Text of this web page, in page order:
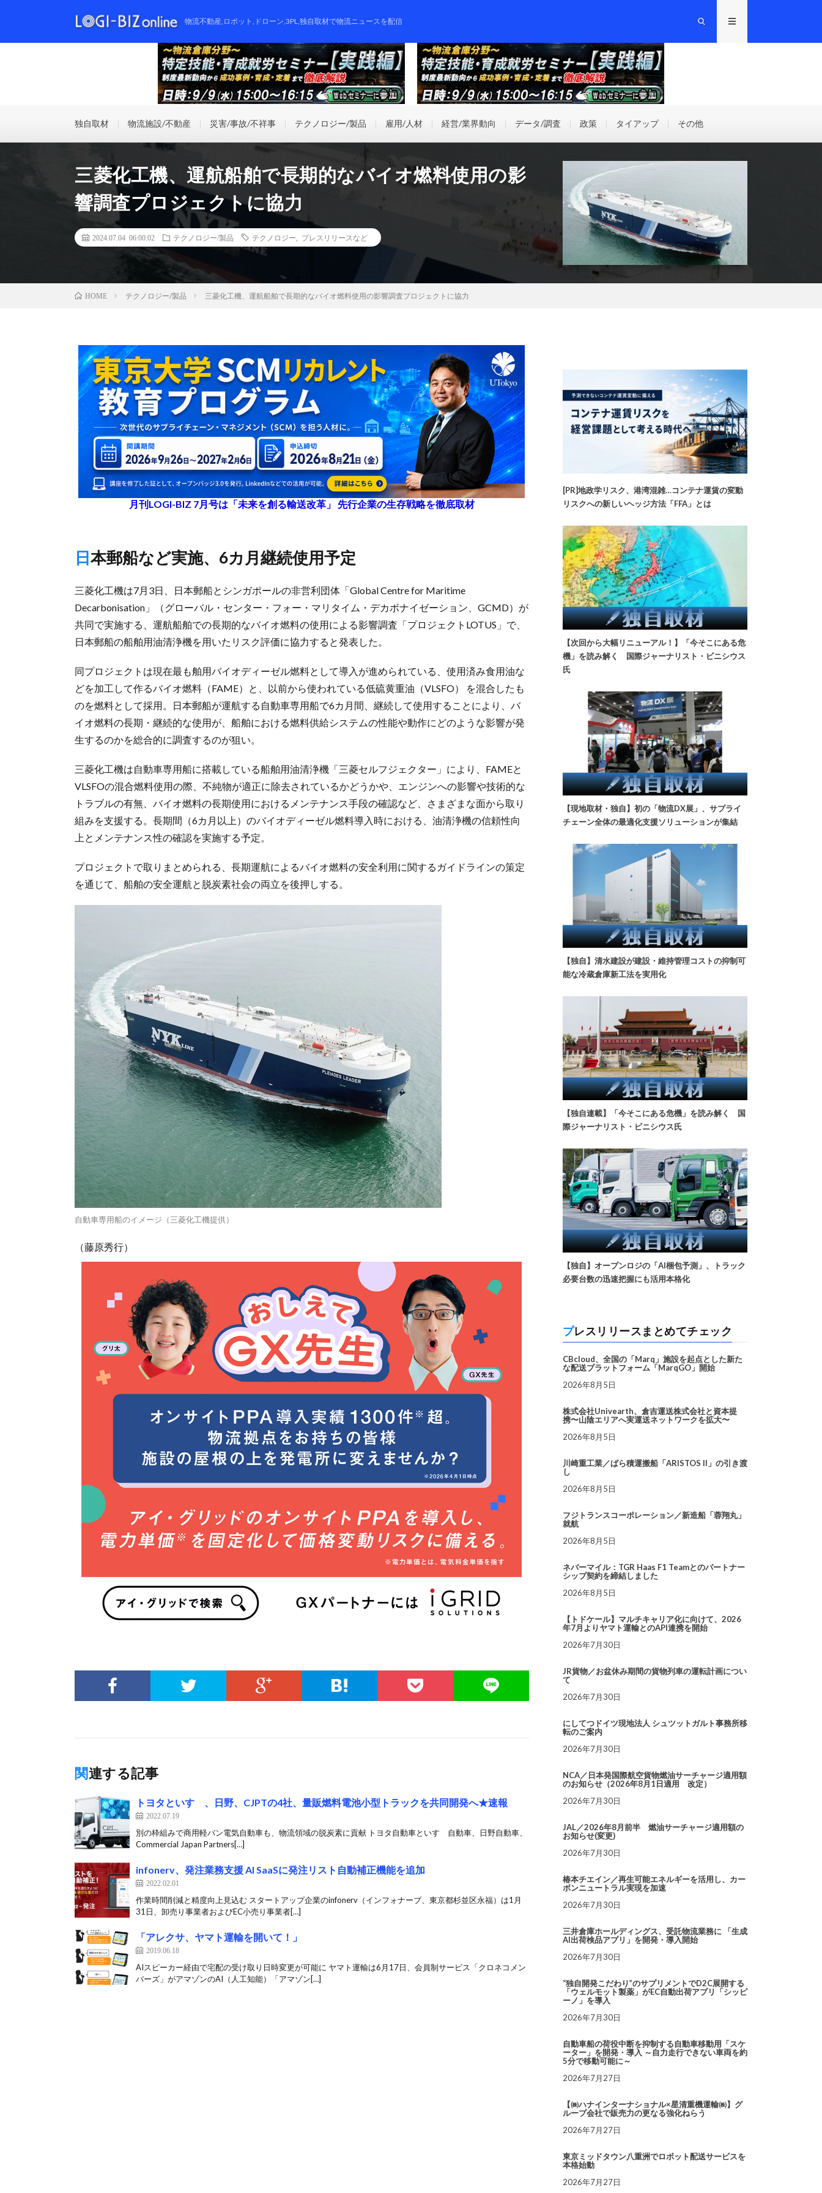
物流不動産,ロボット,ドローン,3PL,独自取材で物流ニュースを配信
独自取材 物流施設/不動産 災害/事故/不祥事 テクノロジー/製品 雇用/人材 経営/業界動向 データ/調査 政策 タイアップ その他
三菱化工機、運航船舶で長期的なバイオ燃料使用の影
響調査プロジェクトに協力
2024.07.04 06:00:02 テクノロジー/製品 テクノロジー プレスリリースなど
HOME テクノロジー/製品 三菱化工機、運航船舶で長期的なバイオ燃料使用の影響調査プロジェクトに協力
月刊LOGI-BIZ 7月号は「未来を創る輸送改革」 先行企業の生存戦略を徹底取材
日本郵船など実施、6カ月継続使用予定
三菱化工機は7月3日、日本郵船とシンガポールの非営利団体「Global Centre for Maritime
Decarbonisation」（グローバル・センター・フォー・マリタイム・デカボナイゼーション、GCMD）が
共同で実施する、運航船舶での長期的なバイオ燃料の使用による影響調査「プロジェクトLOTUS」で、
日本郵船の船舶用油清浄機を用いたリスク評価に協力すると発表した。
同プロジェクトは現在最も舶用バイオディーゼル燃料として導入が進められている、使用済み食用油な
どを加工して作るバイオ燃料（FAME）と、以前から使われている低硫黄重油（VLSFO） を混合したも
のを燃料として採用。日本郵船が運航する自動車専用船で6カ月間、継続して使用することにより、バ
イオ燃料の長期・継続的な使用が、船舶における燃料供給システムの性能や動作にどのような影響が発
生するのかを総合的に調査するのが狙い。
三菱化工機は自動車専用船に搭載している船舶用油清浄機「三菱セルフジェクター」により、FAMEと
VLSFOの混合燃料使用の際、不純物が適正に除去されているかどうかや、エンジンへの影響や技術的な
トラブルの有無、バイオ燃料の長期使用におけるメンテナンス手段の確認など、さまざまな面から取り
組みを支援する。長期間（6カ月以上）のバイオディーゼル燃料導入時における、油清浄機の信頼性向
上とメンテナンス性の確認を実施する予定。
プロジェクトで取りまとめられる、長期運航によるバイオ燃料の安全利用に関するガイドラインの策定
を通じて、船舶の安全運航と脱炭素社会の両立を後押しする。
自動車専用船のイメージ（三菱化工機提供）
（藤原秀行）
関連する記事
トヨタといすゞ、日野、CJPTの4社、量販燃料電池小型トラックを共同開発へ★速報
2022.07.19
別の枠組みで商用軽バン電気自動車も、物流領域の脱炭素に貢献 トヨタ自動車といすゞ自動車、日野自動車、
Commercial Japan Partners[…]
infonerv、発注業務支援 AI SaaSに発注リスト自動補正機能を追加
2022.02.01
作業時間削減と精度向上見込む スタートアップ企業のinfonerv（インフォナーブ、東京都杉並区永福）は1月
31日、卸売り事業者およびEC小売り事業者[…]
「アレクサ、ヤマト運輸を開いて！」
2019.06.18
AIスピーカー経由で宅配の受け取り日時変更が可能に ヤマト運輸は6月17日、会員制サービス「クロネコメン
バーズ」がアマゾンのAI（人工知能）「アマゾン[…]
[PR]地政学リスク、港湾混雑…コンテナ運賃の変動
リスクへの新しいヘッジ方法「FFA」とは
【次回から大幅リニューアル！】「今そこにある危
機」を読み解く 国際ジャーナリスト・ビニシウス
氏
【現地取材・独自】初の「物流DX展」、サプライ
チェーン全体の最適化支援ソリューションが集結
【独自】清水建設が建設・維持管理コストの抑制可
能な冷蔵倉庫新工法を実用化
【独自連載】「今そこにある危機」を読み解く 国
際ジャーナリスト・ビニシウス氏
【独自】オープンロジの「AI梱包予測」、トラック
必要台数の迅速把握にも活用本格化
プレスリリースまとめてチェック
CBcloud、全国の「Marq」施設を起点とした新た
な配送プラットフォーム「MarqGO」開始
2026年8月5日
株式会社Univearth、倉吉運送株式会社と資本提
携〜山陰エリアへ実運送ネットワークを拡大〜
2026年8月5日
川崎重工業／ばら積運搬船「ARISTOS II」の引き渡
し
2026年8月5日
フジトランスコーポレーション／新造船「蓉翔丸」
就航
2026年8月5日
ネバーマイル：TGR Haas F1 Teamとのパートナー
シップ契約を締結しました
2026年8月5日
【トドケール】マルチキャリア化に向けて、2026
年7月よりヤマト運輸とのAPI連携を開始
2026年7月30日
JR貨物／お盆休み期間の貨物列車の運転計画につい
て
2026年7月30日
にしてつドイツ現地法人 シュツットガルト事務所移
転のご案内
2026年7月30日
NCA／日本発国際航空貨物燃油サーチャージ適用額
のお知らせ（2026年8月1日適用 改定）
2026年7月30日
JAL／2026年8月前半 燃油サーチャージ適用額の
お知らせ(変更)
2026年7月30日
椿本チエイン／再生可能エネルギーを活用し、カー
ボンニュートラル実現を加速
2026年7月30日
三井倉庫ホールディングス、受託物流業務に 「生成
AI出荷検品アプリ」を開発・導入開始
2026年7月30日
“独自開発こだわり”のサプリメントでD2C展開する
「ウェルモット製薬」がEC自動出荷アプリ「シッピ
ーノ」を導入
2026年7月30日
自動車船の荷役中断を抑制する自動車移動用「スケ
ーター」を開発・導入 ～自力走行できない車両を約
5分で移動可能に～
2026年7月27日
【㈱ハナインターナショナル×星清重機運輸㈱】グ
ループ会社で販売力の更なる強化ねらう
2026年7月27日
東京ミッドタウン八重洲でロボット配送サービスを
本格始動
2026年7月27日